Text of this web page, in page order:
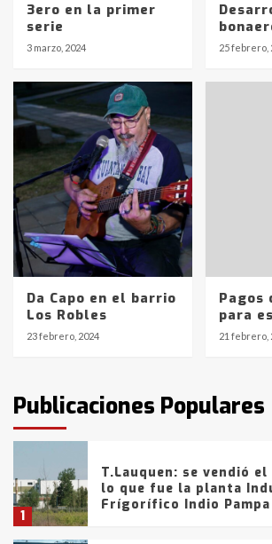
3ero en la primer
serie
3 marzo, 2024 25 febrero,
Da Capo en el barrio
Los Robles
23 febrero, 2024
Pagos
para
21 febrero,
Publicaciones Populares
protagonistas del
en la mañana del lunes
4
Accidente en Ruta 5:
joven de Trenque
5
Los precios de los
La Pampa, desde YPF
entre 857 a 1338 pesos
6
La Bolsa de Cereales de
con lluvias y heladas,
de la provincia
fueron detenidos por
comercialización de
tarde del sábado
1
T.Lauquen: se vendió
lo que fue la planta
Frígorífico Indio Pampa